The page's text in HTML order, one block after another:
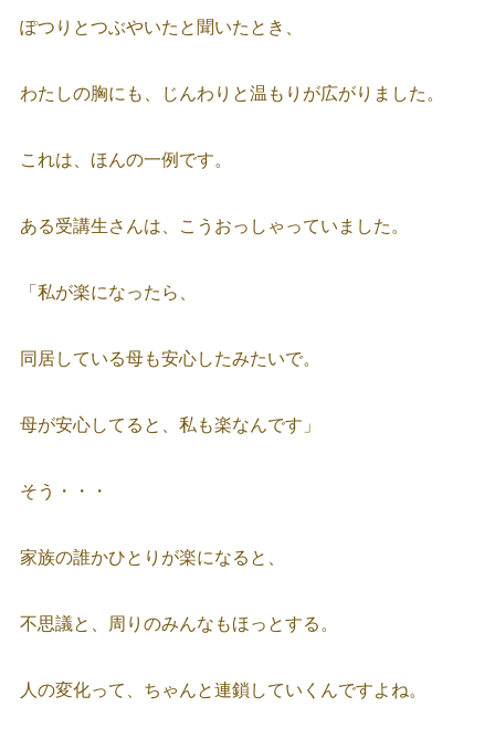
ぽつりとつぶやいたと聞いたとき、
わたしの胸にも、じんわりと温もりが広がりました。
これは、ほんの一例です。
ある受講生さんは、こうおっしゃっていました。
「私が楽になったら、
同居している母も安心したみたいで。
母が安心してると、私も楽なんです」
そう・・・
家族の誰かひとりが楽になると、
不思議と、周りのみんなもほっとする。
人の変化って、ちゃんと連鎖していくんですよね。